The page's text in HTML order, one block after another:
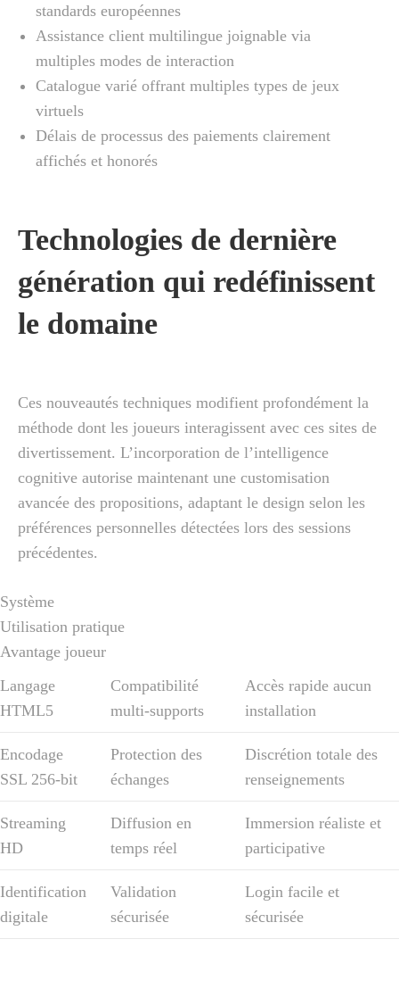
standards européennes
Assistance client multilingue joignable via
multiples modes de interaction
Catalogue varié offrant multiples types de jeux
virtuels
Délais de processus des paiements clairement
affichés et honorés
Technologies de dernière
génération qui redéfinissent
le domaine
Ces nouveautés techniques modifient profondément la
méthode dont les joueurs interagissent avec ces sites de
divertissement. L’incorporation de l’intelligence
cognitive autorise maintenant une customisation
avancée des propositions, adaptant le design selon les
préférences personnelles détectées lors des sessions
précédentes.
Système
Utilisation pratique
Avantage joueur
Langage
HTML5
Compatibilité
multi-supports
Accès rapide aucun
installation
Encodage
SSL 256-bit
Protection des
échanges
Discrétion totale des
renseignements
Streaming
HD
Diffusion en
temps réel
Immersion réaliste et
participative
Identification
digitale
Validation
sécurisée
Login facile et
sécurisée